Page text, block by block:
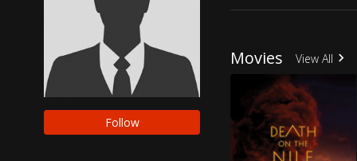
Follow
Movies View All